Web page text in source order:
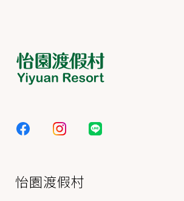
怡園渡假村